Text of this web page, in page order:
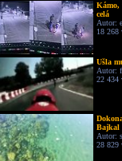
Kámo,
celá
Autor:
18 268
Ušla
Autor:
22 434
Bajkal
Autor:
28 829